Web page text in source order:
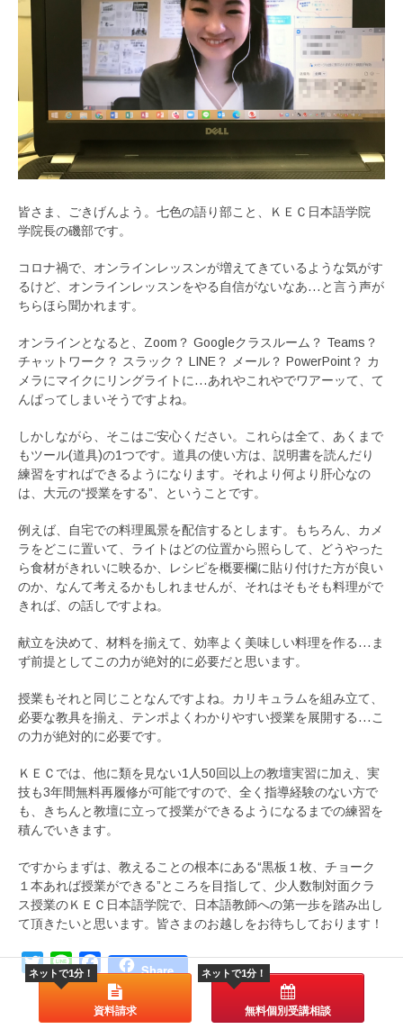
資料請求
ネットで1分！
無料個別受講相談
ネットで1分！
皆さま、ごきげんよう。七色の語り部こと、ＫＥＣ日本語学院
学院長の磯部です。
コロナ禍で、オンラインレッスンが増えてきているような気がす
るけど、オンラインレッスンをやる自信がないなあ…と言う声が
ちらほら聞かれます。
オンラインとなると、Zoom？ Googleクラスルーム？ Teams？
チャットワーク？ スラック？ LINE？ メール？ PowerPoint？ カ
メラにマイクにリングライトに…あれやこれやでワアーッて、て
んぱってしまいそうですよね。
しかしながら、そこはご安心ください。これらは全て、あくまで
もツール(道具)の1つです。道具の使い方は、説明書を読んだり
練習をすればできるようになります。それより何より肝心なの
は、大元の“授業をする”、ということです。
例えば、自宅での料理風景を配信するとします。もちろん、カメ
ラをどこに置いて、ライトはどの位置から照らして、どうやった
ら食材がきれいに映るか、レシピを概要欄に貼り付けた方が良い
のか、なんて考えるかもしれませんが、それはそもそも料理がで
きれば、の話しですよね。
献立を決めて、材料を揃えて、効率よく美味しい料理を作る…ま
ず前提としてこの力が絶対的に必要だと思います。
授業もそれと同じことなんですよね。カリキュラムを組み立て、
必要な教具を揃え、テンポよくわかりやすい授業を展開する…こ
の力が絶対的に必要です。
ＫＥＣでは、他に類を見ない1人50回以上の教壇実習に加え、実
技も3年間無料再履修が可能ですので、全く指導経験のない方で
も、きちんと教壇に立って授業ができるようになるまでの練習を
積んでいきます。
ですからまずは、教えることの根本にある“黒板１枚、チョーク
１本あれば授業ができる”ところを目指して、少人数制対面クラ
ス授業のＫＥＣ日本語学院で、日本語教師への第一歩を踏み出し
て頂きたいと思います。皆さまのお越しをお待ちしております！
Twitter
LineFacebook
Share